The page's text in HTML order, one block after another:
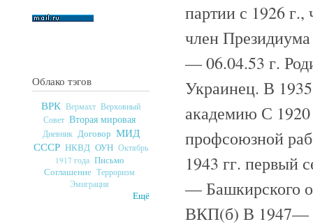
Облако тэгов
ВРК Вермахт Верховный
Совет Вторая мировая
Дневник Договор МИД
СССР НКВД ОУН Октябрь
1917 года Письмо
Соглашение Терроризм
Эмиграция
Ещё
партии с 1926
член
— 06.04.53 г.
Украинец. В
академию С
профсоюзной
1943 гг. первый
— Башкирского
ВКП(б) В 1947—